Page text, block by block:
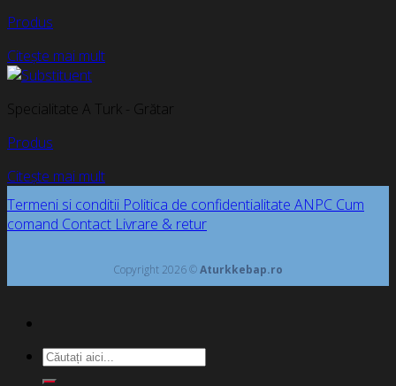
Produs
Citește mai mult
Specialitate A Turk - Grătar
Produs
Citește mai mult
Termeni si conditii Politica de confidentialitate ANPC Cum
comand Contact Livrare & retur
Copyright 2026 ©Aturkkebap.ro
Caută
după: